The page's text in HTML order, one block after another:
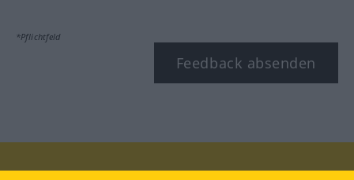
*Pflichtfeld
Feedback absenden